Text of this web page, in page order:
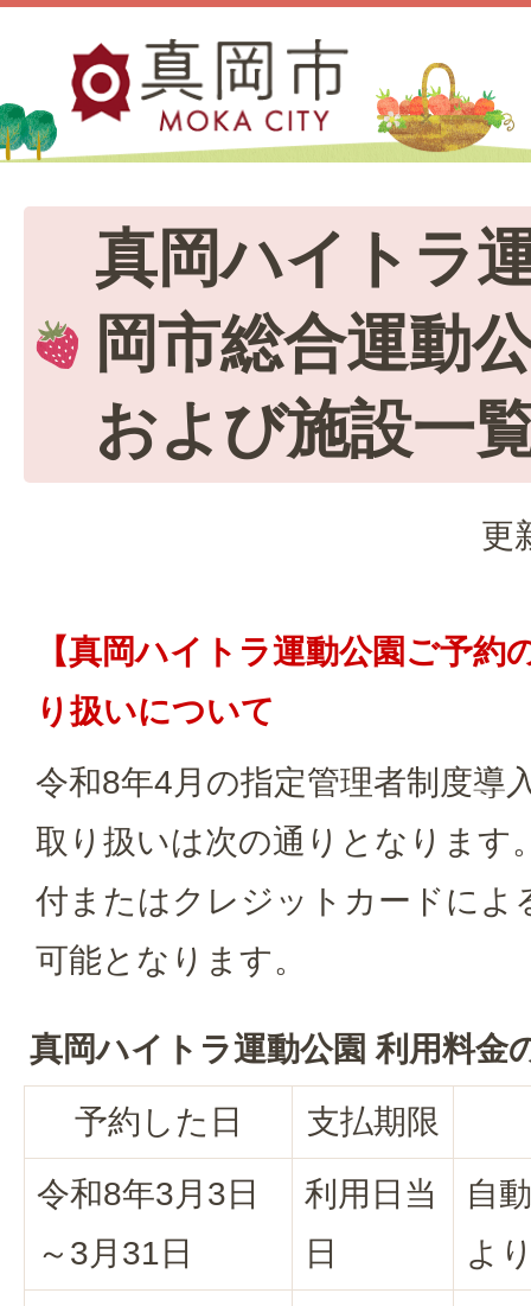
真岡ハイトラ
岡市総合運動
および施設一
更
【真岡ハイトラ運動公園ご予約
り扱いについて
令和8年4月の指定管理者制度導
取り扱いは次の通りとなります
付またはクレジットカードによ
可能となります。
真岡ハイトラ運動公園 利用料金
予約した日
支払期限
令和8年3月3日
～3月31日
利用日当
日
自
よ